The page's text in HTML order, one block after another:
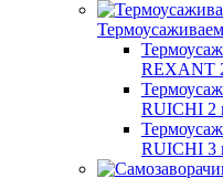
REXANT
RUICHI 2
RUICHI 3